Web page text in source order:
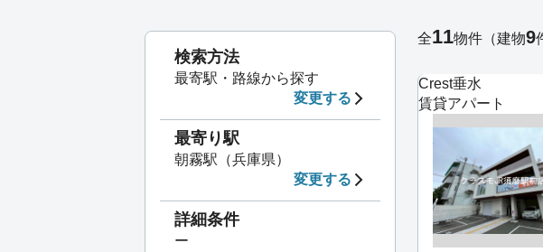
Crest垂水
賃貸アパート
全11物件 （建物9
検索方法
最寄駅・路線から探す
変更する
最寄り駅
朝霧駅（兵庫県）
変更する
詳細条件
ー